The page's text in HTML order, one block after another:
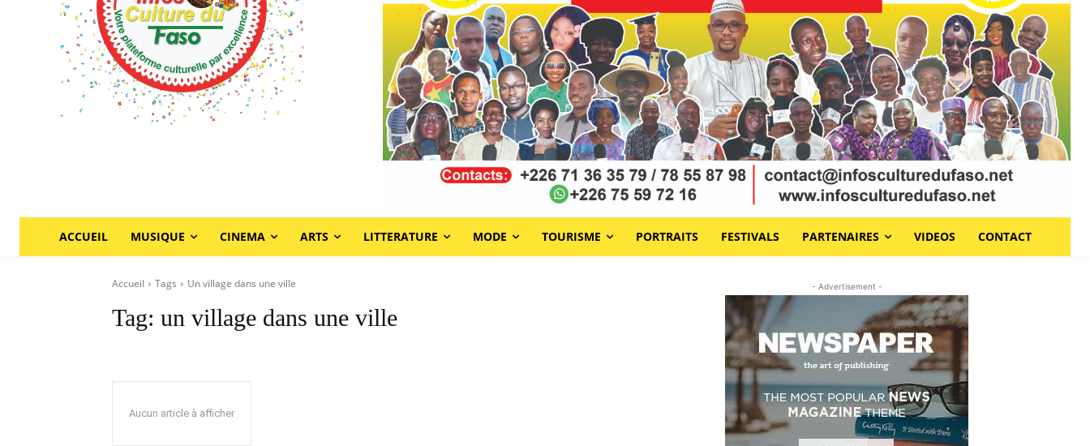
ACCUEIL MUSIQUE CINEMA ARTS LITTERATURE MODE TOURISME PORTRAITS FESTIVALS PARTENAIRES VIDEOS CONTACT
Accueil Tags Un village dans une ville
Tag: un village dans une ville
Aucun article à afficher
- Advertisement -